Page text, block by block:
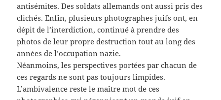
antisémites. Des soldats allemands ont aussi pris des
clichés. Enfin, plusieurs photographes juifs ont, en
dépit de l’interdiction, continué à prendre des
photos de leur propre destruction tout au long des
années de l’occupation nazie.
Néanmoins, les perspectives portées par chacun de
ces regards ne sont pas toujours limpides.
L’ambivalence reste le maître mot de ces